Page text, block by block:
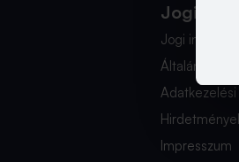
Jogi
Jogi
Általános
Adatkezelési
Impresszum